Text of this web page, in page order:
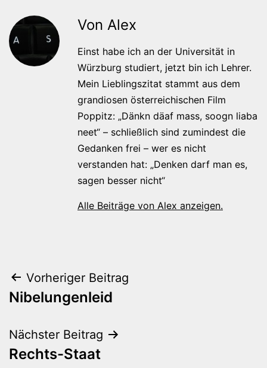
Von Alex
Einst habe ich an der Universität in
Würzburg studiert, jetzt bin ich Lehrer.
Mein Lieblingszitat stammt aus dem
grandiosen österreichischen Film
Poppitz: „Dänkn däaf mass, soogn liaba
neet“ – schließlich sind zumindest die
Gedanken frei – wer es nicht
verstanden hat: „Denken darf man es,
sagen besser nicht“
Alle Beiträge von Alex anzeigen.
Beitragsnavigation
Vorheriger Beitrag
Nibelungenleid
Nächster Beitrag
Rechts-Staat